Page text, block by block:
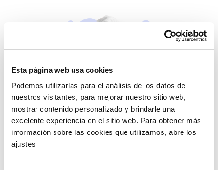
Esta página web usa cookies
Podemos utilizarlas para el análisis de los datos de
nuestros visitantes, para mejorar nuestro sitio web,
mostrar contenido personalizado y brindarle una
excelente experiencia en el sitio web. Para obtener más
información sobre las cookies que utilizamos, abre los
ajustes
Beleza
Se não cuidares de ti
mesma, quem cuidará?